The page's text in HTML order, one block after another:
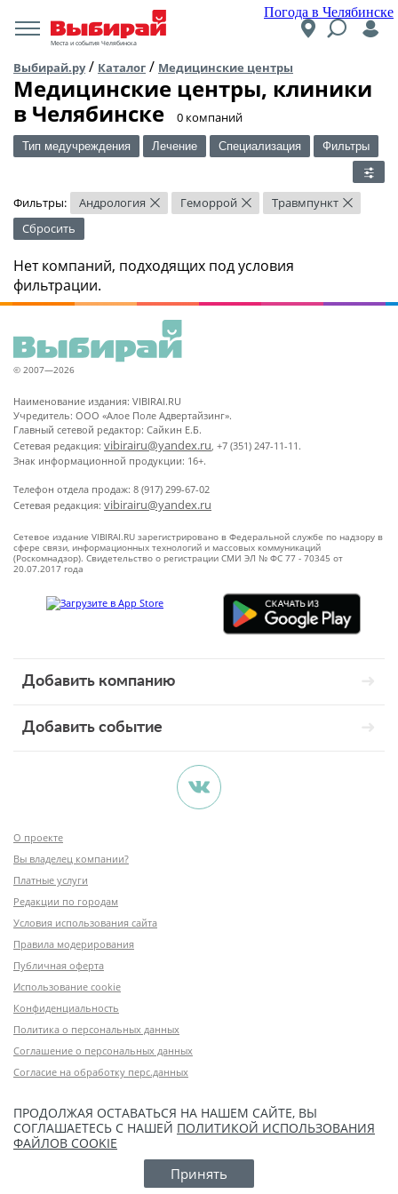
Погода в Челябинске
Места и события Челябинска
Выбирай.ру/ Каталог / Медицинские центры
Медицинские центры, клиники
в Челябинске
​0 компаний
Тип медучреждения Лечение Специализация Фильтры
Фильтры: Андрология × Геморрой × Травмпункт ×
Сбросить
Нет компаний, подходящих под условия
фильтрации.
© 2007—2026
Наименование издания: VIBIRAI.RU
Учредитель: ООО «Алое Поле Адвертайзинг».
Главный сетевой редактор: Сайкин Е.Б.
Сетевая редакция: vibirairu@yandex.ru, +7 (351) 247-11-11.
Знак информационной продукции: 16+.
Телефон отдела продаж: 8 (917) 299-67-02
Сетевая редакция: vibirairu@yandex.ru
Сетевое издание VIBIRAI.RU зарегистрировано в Федеральной службе по надзору в
сфере связи, информационных технологий и массовых коммуникаций
(Роскомнадзор). Свидетельство о регистрации СМИ ЭЛ № ФС 77 - 70345 от
20.07.2017 года
Добавить компанию
Добавить событие
О проекте
Вы владелец компании?
Платные услуги
Редакции по городам
Условия использования сайта
Правила модерирования
Публичная оферта
Использование cookie
Конфиденциальность
Политика о персональных данных
Соглашение о персональных данных
Согласие на обработку перс.данных
ПРОДОЛЖАЯ ОСТАВАТЬСЯ НА НАШЕМ САЙТЕ, ВЫ
СОГЛАШАЕТЕСЬ С НАШЕЙ ПОЛИТИКОЙ ИСПОЛЬЗОВАНИЯ
ФАЙЛОВ COOKIE
Принять